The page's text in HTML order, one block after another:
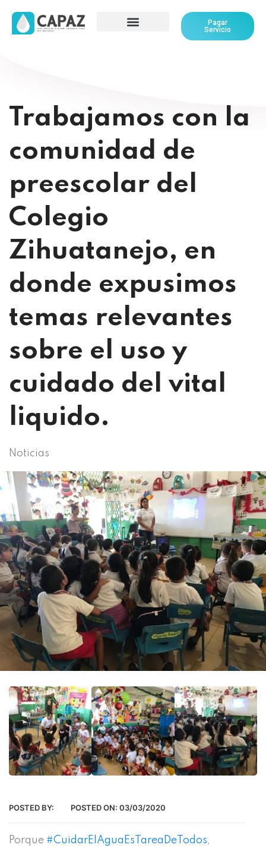
Pagar
Servicio
Trabajamos con la
comunidad de
preescolar del
Colegio
Zihuatanejo, en
donde expusimos
temas relevantes
sobre el uso y
cuidado del vital
liquido.
Noticias
POSTED BY: POSTED ON: 03/03/2020
Porque #CuidarElAguaEsTareaDeTodos,